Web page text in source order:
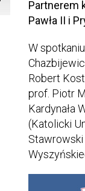
Partnerem
Pawła II i
W
Robert
prof. Piotr
Kardynała
(Katolicki
Stawrowski